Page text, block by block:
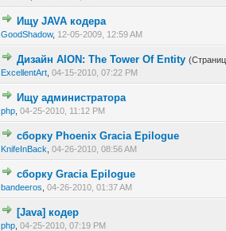
Ищу JAVA кодера
GoodShadow, 12-05-2009, 12:59 AM
Дизайн AION: The Tower Of Entity
ExcellentArt ,04-15-2010, 07:22 PM
0 голос(ов) - 0 из
12
Ищу администратора
php ,04-25-2010, 11:12 PM
сборку Phoenix Gracia Epilogue
KnifeInBack ,04-26-2010, 08:56 AM
0 голос(ов) - 0 из
сборку Gracia Epilogue
bandeeros ,04-26-2010, 01:37 AM
[Java] кодер
php ,04-25-2010, 07:19 PM